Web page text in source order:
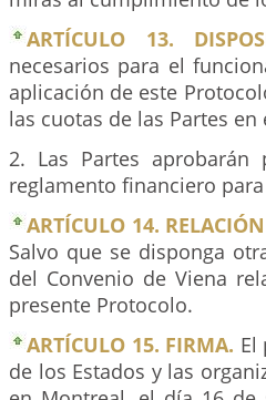
ARTÍCULO 13.
necesarios para el
aplicación de este
las cuotas de las Partes
2. Las Partes
reglamento financiero
ARTÍCULO 14.
Salvo que se disponga
del Convenio de Viena
presente Protocolo.
ARTÍCULO 15. FIRMA. El
de los Estados y las